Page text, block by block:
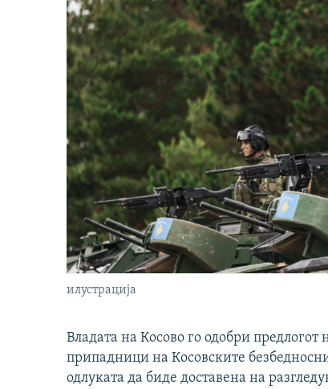
илустрација
Владата на Косово го одобри
припадници на Косовските
одлуката да биде доставена на